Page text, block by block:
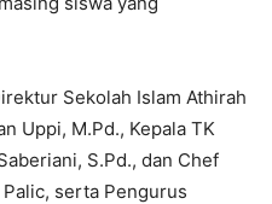
Sekolah Islam Athirah
Uppi, M.Pd., Kepala TK
S.Pd., dan Chef
Palic, serta Pengurus